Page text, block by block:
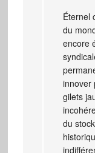
Éternel
du
encore
innover
gilets
du